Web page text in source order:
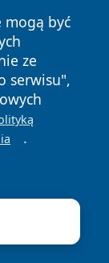
mogą być
ze
serwisu",
.
prawa
Polityka
Cookies